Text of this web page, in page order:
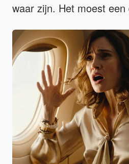
waar zijn. Het moest